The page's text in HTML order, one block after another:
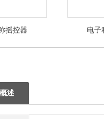
摇控器 电子
述